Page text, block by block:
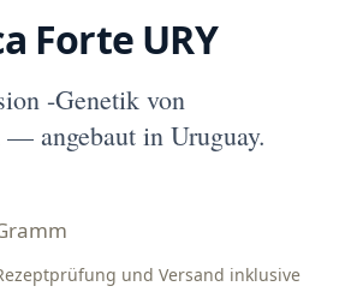
Forte URY
-Genetik von
— angebaut in Uruguay.
und Versand inklusive